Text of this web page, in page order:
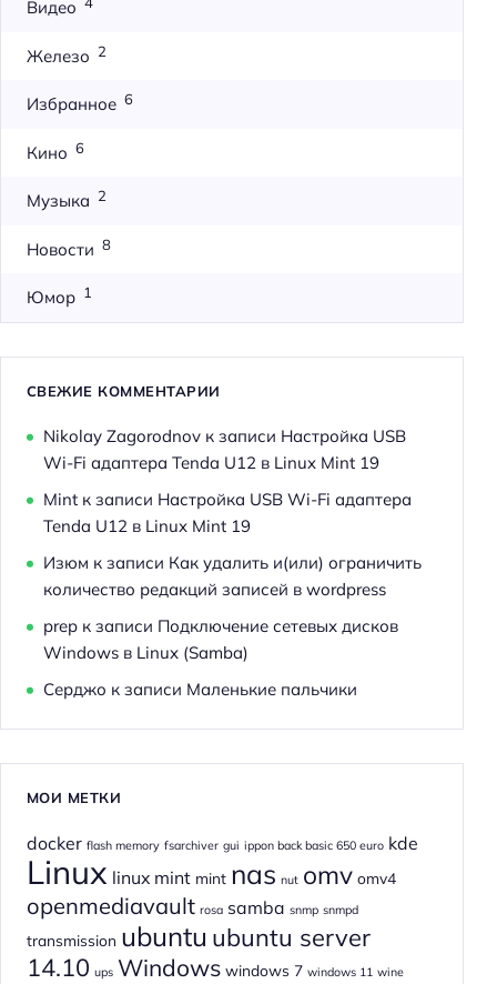
Видео
Железо 2
Избранное 6
Кино 6
Музыка 2
Новости 8
Юмор 1
СВЕЖИЕ КОММЕНТАРИИ
Nikolay Zagorodnovк записи Настройка USB
Wi-Fi адаптера Tenda U12 в Linux Mint 19
Mintк записи Настройка USB Wi-Fi адаптера
Tenda U12 в Linux Mint 19
Изюм к записи Как удалить и(или) ограничить
количество редакций записей в wordpress
prepк записи Подключение сетевых дисков
Windows в Linux (Samba)
Серджо к записи Маленькие пальчики
МОИ МЕТКИ
docker flash memory fsarchiver gui ippon back basic 650 euro kde
Linux linux mint mint nas nut omv omv4
openmediavault rosa samba snmp snmpd
transmission ubuntu ubuntu server
14.10 ups Windows windows 7 windows 11 wine